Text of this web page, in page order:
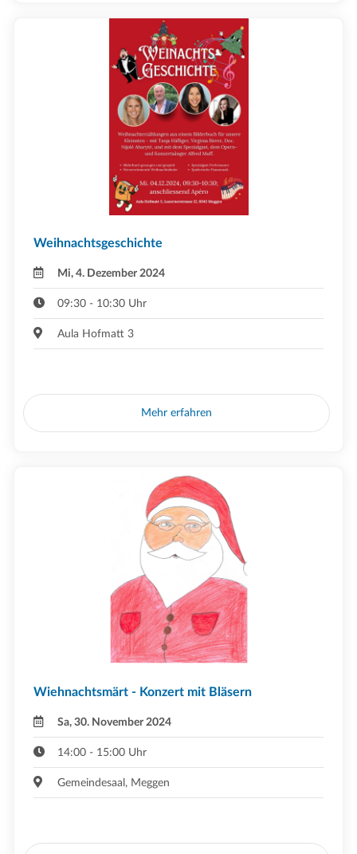
Weihnachtsgeschichte
Mi, 4. Dezember 2024
09:30 - 10:30 Uhr
Aula Hofmatt 3
Mehr erfahren
Wiehnachtsmärt - Konzert mit Bläsern
Sa, 30. November 2024
14:00 - 15:00 Uhr
Gemeindesaal, Meggen